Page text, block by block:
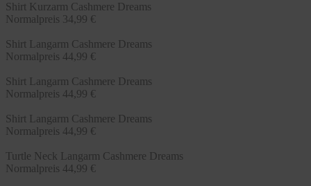
Shirt Kurzarm Cashmere Dreams
Normalpreis 34,99 €
Shirt Langarm Cashmere Dreams
Normalpreis 44,99 €
Shirt Langarm Cashmere Dreams
Normalpreis 44,99 €
Shirt Langarm Cashmere Dreams
Normalpreis 44,99 €
Turtle Neck Langarm Cashmere Dreams
Normalpreis 44,99 €